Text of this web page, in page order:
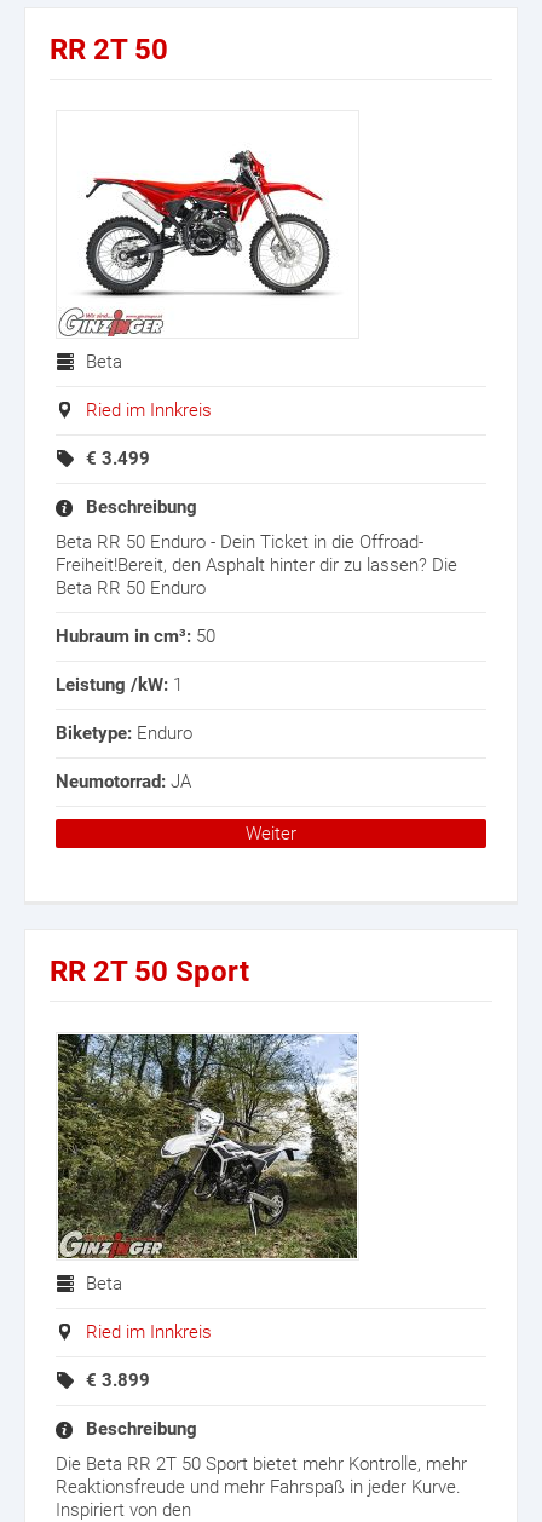
RR 2T 50
Beta
Ried im Innkreis
€ 3.499
Beschreibung
Beta RR 50 Enduro - Dein Ticket in die Offroad-
Freiheit!Bereit, den Asphalt hinter dir zu lassen? Die
Beta RR 50 Enduro
Hubraum in cm³: 50
Leistung /kW: 1
Biketype: Enduro
Neumotorrad: JA
Weiter
RR 2T 50 Sport
Beta
Ried im Innkreis
€ 3.899
Beschreibung
Die Beta RR 2T 50 Sport bietet mehr Kontrolle, mehr
Reaktionsfreude und mehr Fahrspaß in jeder Kurve.
Inspiriert von den